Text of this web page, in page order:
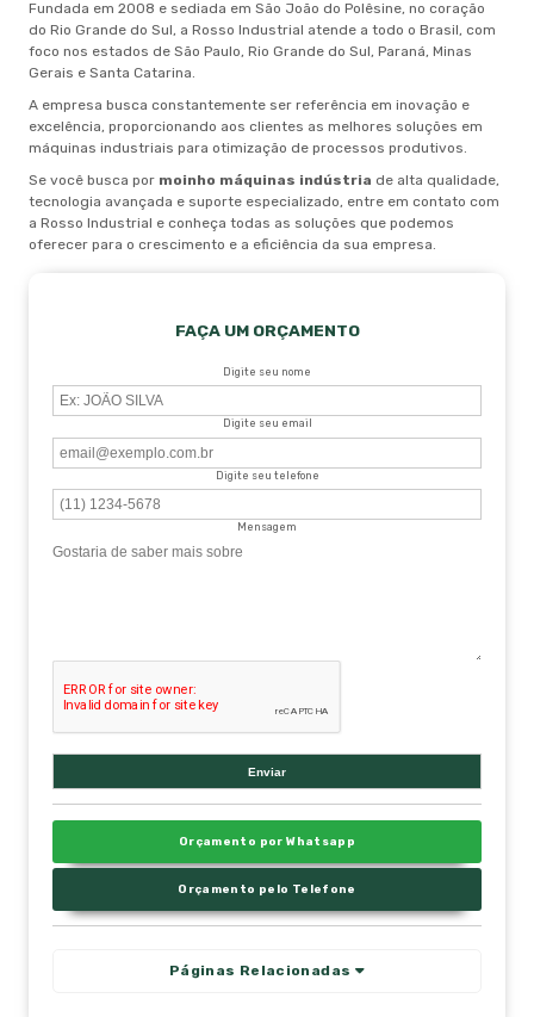
Fundada em 2008 e sediada em São João do Polêsine, no coração
do Rio Grande do Sul, a Rosso Industrial atende a todo o Brasil, com
foco nos estados de São Paulo, Rio Grande do Sul, Paraná, Minas
Gerais e Santa Catarina.
A empresa busca constantemente ser referência em inovação e
excelência, proporcionando aos clientes as melhores soluções em
máquinas industriais para otimização de processos produtivos.
Se você busca por moinho máquinas indústria de alta qualidade,
tecnologia avançada e suporte especializado, entre em contato com
a Rosso Industrial e conheça todas as soluções que podemos
oferecer para o crescimento e a eficiência da sua empresa.
FAÇA UM ORÇAMENTO
Digite seu nome
Digite seu email
Digite seu telefone
Mensagem
Orçamento por Whatsapp
Orçamento pelo Telefone
Páginas Relacionadas